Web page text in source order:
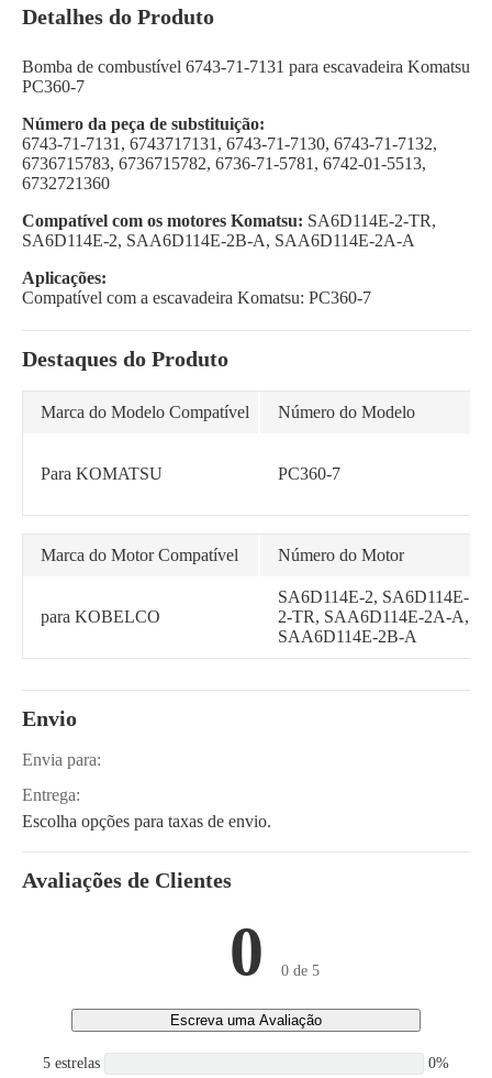
Detalhes do Produto
Bomba de combustível 6743-71-7131 para escavadeira Komatsu
PC360-7
Número da peça de substituição:
6743-71-7131, 6743717131, 6743-71-7130, 6743-71-7132,
6736715783, 6736715782, 6736-71-5781, 6742-01-5513,
6732721360
Compatível com os motores Komatsu: SA6D114E-2-TR,
SA6D114E-2, SAA6D114E-2B-A, SAA6D114E-2A-A
Aplicações:
Compatível com a escavadeira Komatsu: PC360-7
Destaques do Produto
Marca do Modelo Compatível Número do Modelo
Para KOMATSU PC360-7
Marca do Motor Compatível Número do Motor
para KOBELCO
SA6D114E-2, SA6D114E-
2-TR, SAA6D114E-2A-A,
SAA6D114E-2B-A
Envio
Envia para:
Entrega:
Escolha opções para taxas de envio.
Avaliações de Clientes
0 0 de 5
Escreva uma Avaliação
5 estrelas 0%